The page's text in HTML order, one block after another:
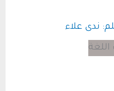
ندى علاء